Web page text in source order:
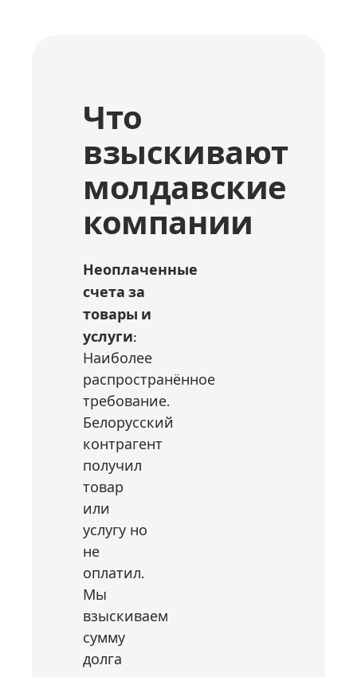
Что
взыскивают
молдавские
компании
Неоплаченные
счета за
товары и
услуги:
Наиболее
распространённое
требование.
Белорусский
контрагент
получил
товар
или
услугу но
не
оплатил.
Мы
взыскиваем
сумму
долга